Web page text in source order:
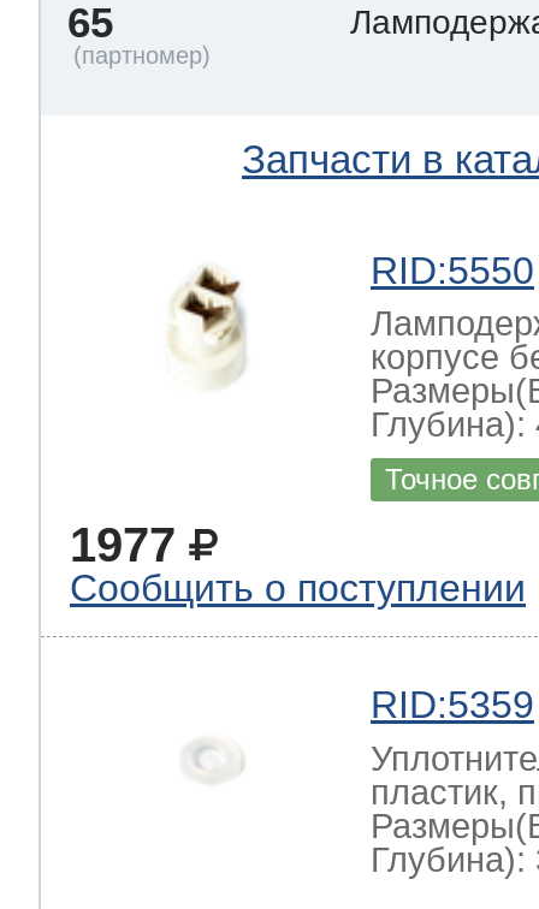
65
Запчасти в
RID:5550
корпусе
Глубина):
Точное
1977
Сообщить о поступлении
RID:5359
пластик,
Глубина):